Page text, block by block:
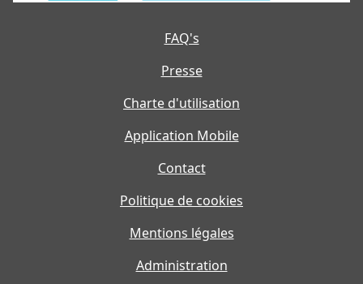
FAQ's
Presse
Charte d'utilisation
Application Mobile
Contact
Politique de cookies
Mentions légales
Administration